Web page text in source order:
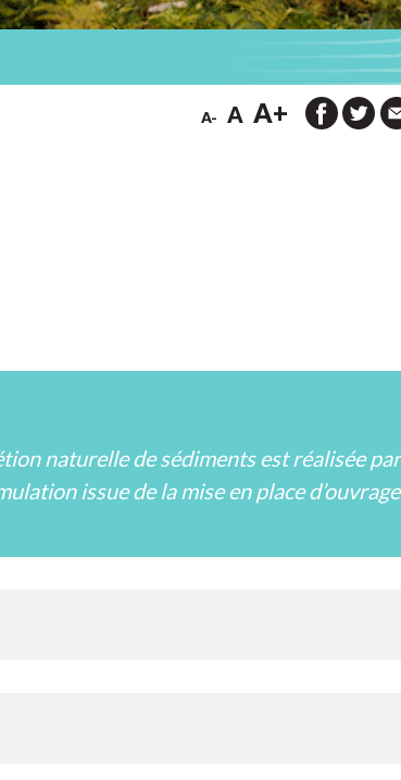
A- A A+
naturelle de sédiments est réalisée par
issue de la mise en place